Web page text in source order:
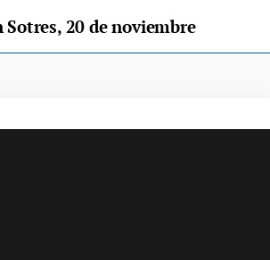
Sotres, 20 de noviembre